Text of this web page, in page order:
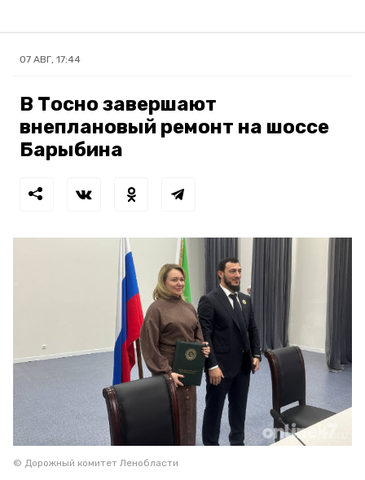
07 АВГ, 17:44
В Тосно завершают
внеплановый ремонт на шоссе
Барыбина
© Дорожный комитет Ленобласти